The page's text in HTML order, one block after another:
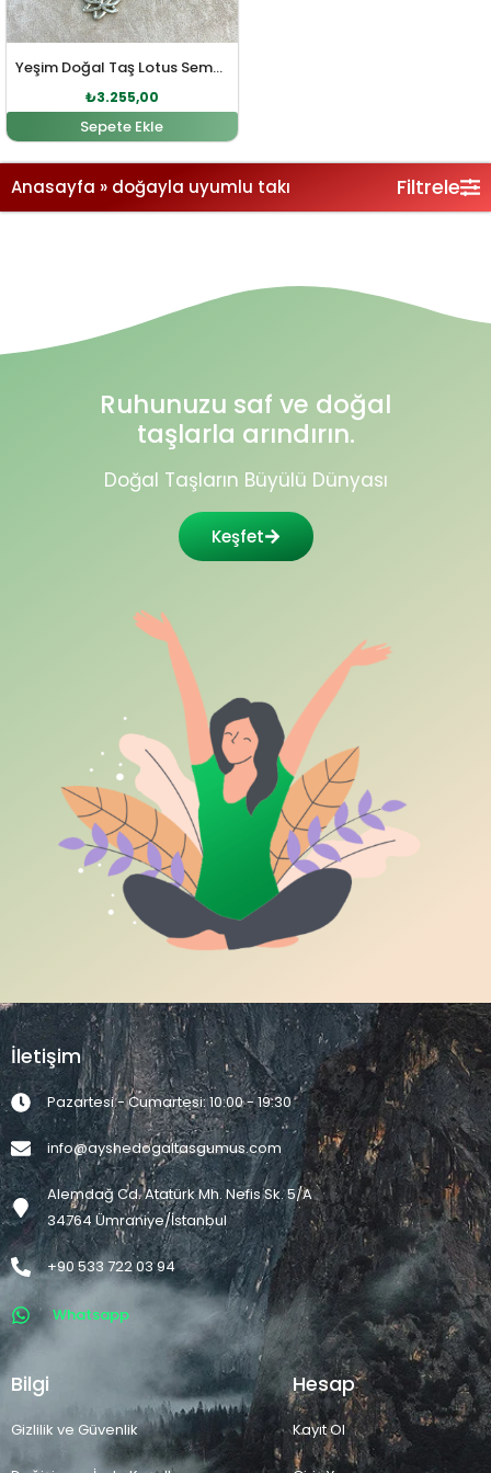
Yeşim Doğal Taş Lotus Sembol Gümüş Kolye
₺3.255,00
Sepete Ekle
Anasayfa » doğayla uyumlu takı Filtrele
Ruhunuzu saf ve doğal
taşlarla arındırın.
Doğal Taşların Büyülü Dünyası
Keşfet
İletişim
Pazartesi - Cumartesi: 10:00 - 19:30
info@ayshedogaltasgumus.com
Alemdağ Cd. Atatürk Mh. Nefis Sk. 5/A
34764 Ümraniye/İstanbul
+90 533 722 03 94
Whatsapp
Bilgi
Gizlilik ve Güvenlik
Hesap
Kayıt Ol